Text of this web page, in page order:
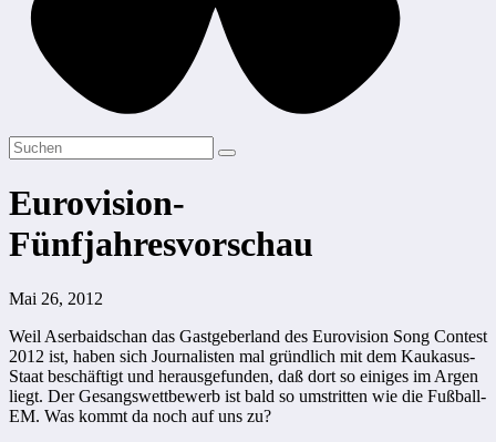
Eurovision-
Fünfjahresvorschau
Mai 26, 2012
Weil Aserbaidschan das Gastgeberland des Eurovision Song Contest
2012 ist, haben sich Journalisten mal gründlich mit dem Kaukasus-
Staat beschäftigt und herausgefunden, daß dort so einiges im Argen
liegt. Der Gesangswettbewerb ist bald so umstritten wie die Fußball-
EM. Was kommt da noch auf uns zu?